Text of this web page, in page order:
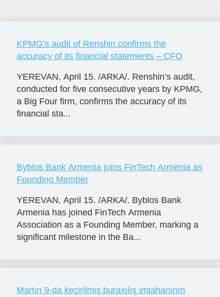
KPMG’s audit of Renshin confirms the
accuracy of its financial statements – CFO
YEREVAN, April 15. /ARKA/. Renshin’s audit,
conducted for five consecutive years by KPMG,
a Big Four firm, confirms the accuracy of its
financial sta...
Byblos Bank Armenia joins FinTech Armenia as
Founding Member
YEREVAN, April 15. /ARKA/. Byblos Bank
Armenia has joined FinTech Armenia
Association as a Founding Member, marking a
significant milestone in the Ba...
Martın 9-da keçirilmiş buraxılış imtahanının